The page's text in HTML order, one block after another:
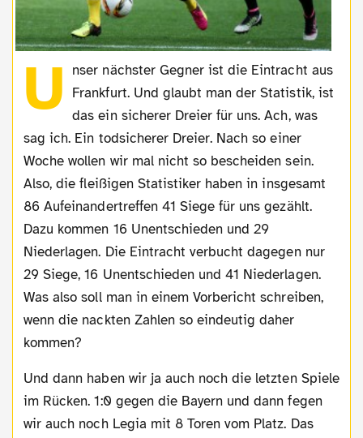
U
nser nächster Gegner ist die Eintracht aus
Frankfurt. Und glaubt man der Statistik, ist
das ein sicherer Dreier für uns. Ach, was
sag ich. Ein todsicherer Dreier. Nach so einer
Woche wollen wir mal nicht so bescheiden sein.
Also, die fleißigen Statistiker haben in insgesamt
86 Aufeinandertreffen 41 Siege für uns gezählt.
Dazu kommen 16 Unentschieden und 29
Niederlagen. Die Eintracht verbucht dagegen nur
29 Siege, 16 Unentschieden und 41 Niederlagen.
Was also soll man in einem Vorbericht schreiben,
wenn die nackten Zahlen so eindeutig daher
kommen?
Und dann haben wir ja auch noch die letzten Spiele
im Rücken. 1:0 gegen die Bayern und dann fegen
wir auch noch Legia mit 8 Toren vom Platz. Das